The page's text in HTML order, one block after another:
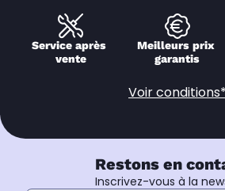
Service après
vente
Meilleurs prix
garantis
Voir conditions*
Restons en
Inscrivez-vous à la